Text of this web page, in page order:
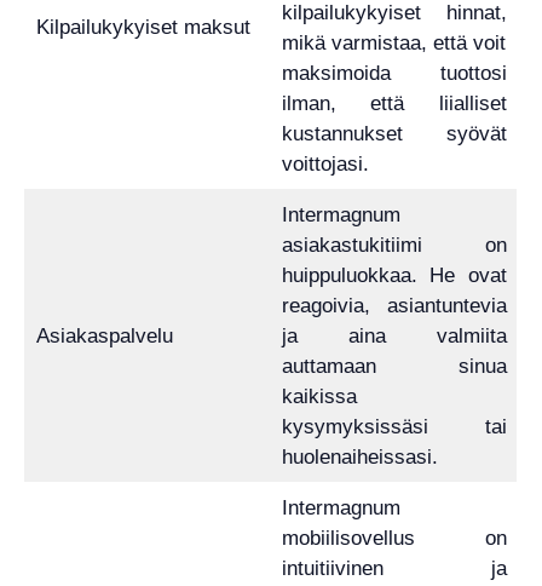
Kilpailukykyiset maksut
kilpailukykyiset hinnat,
mikä varmistaa, että voit
maksimoida tuottosi
ilman, että liialliset
kustannukset syövät
voittojasi.
Asiakaspalvelu
Intermagnum
asiakastukitiimi on
huippuluokkaa. He ovat
reagoivia, asiantuntevia
ja aina valmiita
auttamaan sinua
kaikissa
kysymyksissäsi tai
huolenaiheissasi.
Intermagnum
mobiilisovellus on
intuitiivinen ja